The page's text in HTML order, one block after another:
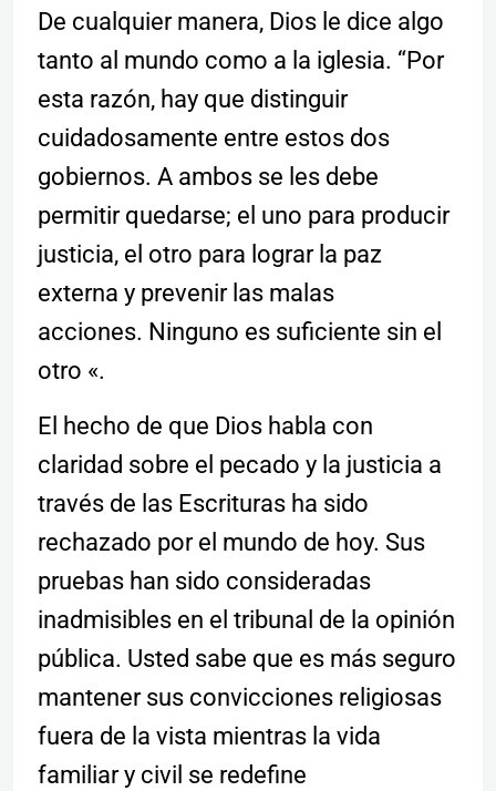
De cualquier manera, Dios le dice algo
tanto al mundo como a la iglesia. “Por
esta razón, hay que distinguir
cuidadosamente entre estos dos
gobiernos. A ambos se les debe
permitir quedarse; el uno para producir
justicia, el otro para lograr la paz
externa y prevenir las malas
acciones. Ninguno es suficiente sin el
otro «.
El hecho de que Dios habla con
claridad sobre el pecado y la justicia a
través de las Escrituras ha sido
rechazado por el mundo de hoy. Sus
pruebas han sido consideradas
inadmisibles en el tribunal de la opinión
pública. Usted sabe que es más seguro
mantener sus convicciones religiosas
fuera de la vista mientras la vida
familiar y civil se redefine